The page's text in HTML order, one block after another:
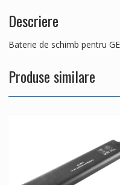
Descriere
Baterie de schimb pentru
Produse similare